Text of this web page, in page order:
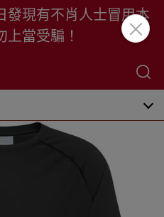
發現有不肖人士冒用本
當受騙！